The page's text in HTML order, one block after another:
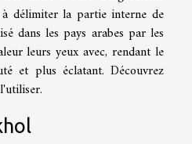
délimiter la partie interne de
dans les pays arabes par les
leurs yeux avec, rendant le
et plus éclatant. Découvrez